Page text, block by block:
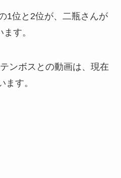
1位と2位が、二瓶さんが
す。
ンボスとの動画は、現在
す。